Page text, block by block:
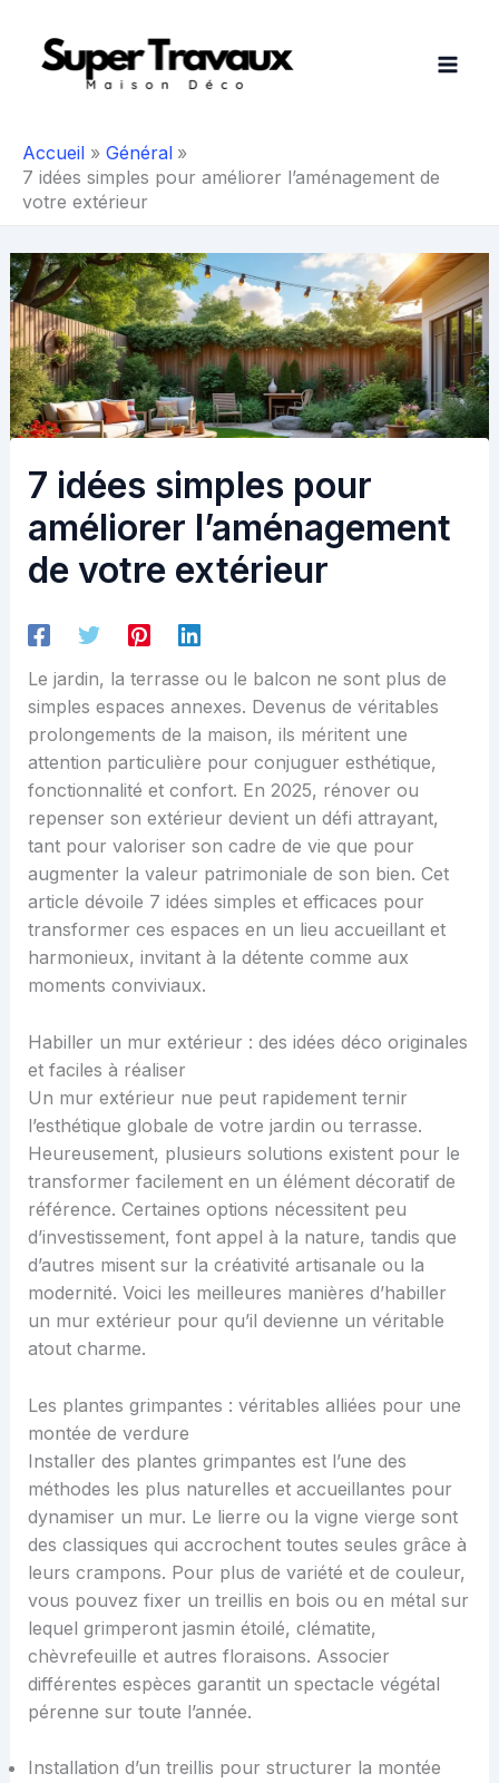
contenu
Accueil
Général
7 idées simples pour améliorer l’aménagement de
votre extérieur
7 idées simples pour
améliorer l’aménagement
de votre extérieur
Le jardin, la terrasse ou le balcon ne sont plus de
simples espaces annexes. Devenus de véritables
prolongements de la maison, ils méritent une
attention particulière pour conjuguer esthétique,
fonctionnalité et confort. En 2025, rénover ou
repenser son extérieur devient un défi attrayant,
tant pour valoriser son cadre de vie que pour
augmenter la valeur patrimoniale de son bien. Cet
article dévoile 7 idées simples et efficaces pour
transformer ces espaces en un lieu accueillant et
harmonieux, invitant à la détente comme aux
moments conviviaux.
Habiller un mur extérieur : des idées déco originales
et faciles à réaliser
Un mur extérieur nue peut rapidement ternir
l’esthétique globale de votre jardin ou terrasse.
Heureusement, plusieurs solutions existent pour le
transformer facilement en un élément décoratif de
référence. Certaines options nécessitent peu
d’investissement, font appel à la nature, tandis que
d’autres misent sur la créativité artisanale ou la
modernité. Voici les meilleures manières d’habiller
un mur extérieur pour qu’il devienne un véritable
atout charme.
Les plantes grimpantes : véritables alliées pour une
montée de verdure
Installer des plantes grimpantes est l’une des
méthodes les plus naturelles et accueillantes pour
dynamiser un mur. Le lierre ou la vigne vierge sont
des classiques qui accrochent toutes seules grâce à
leurs crampons. Pour plus de variété et de couleur,
vous pouvez fixer un treillis en bois ou en métal sur
lequel grimperont jasmin étoilé, clématite,
chèvrefeuille et autres floraisons. Associer
différentes espèces garantit un spectacle végétal
pérenne sur toute l’année.
Installation d’un treillis pour structurer la montée